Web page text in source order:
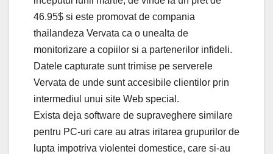
46.95$ si este promovat de compania
thailandeza Vervata ca o unealta de
monitorizare a copiilor si a partenerilor infideli.
Datele capturate sunt trimise pe serverele
Vervata de unde sunt accesibile clientilor prin
intermediul unui site Web special.
Exista deja software de supraveghere similare
pentru PC-uri care au atras iritarea grupurilor de
lupta impotriva violentei domestice, care si-au